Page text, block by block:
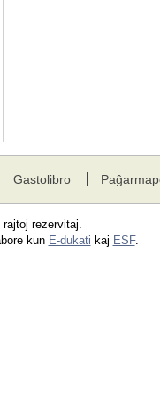
Gastolibro
rezervitaj.
kun E-dukati kaj ESF.